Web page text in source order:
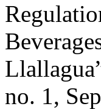
no. 1,